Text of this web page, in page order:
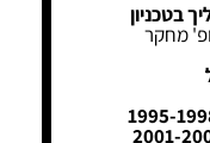
בטכניון
מחקר